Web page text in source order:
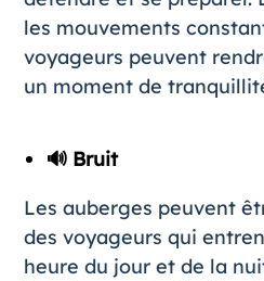
les mouvements
voyageurs peuvent
un moment de
🔊 Bruit
Les auberges peuvent
des voyageurs qui
heure du jour et de la